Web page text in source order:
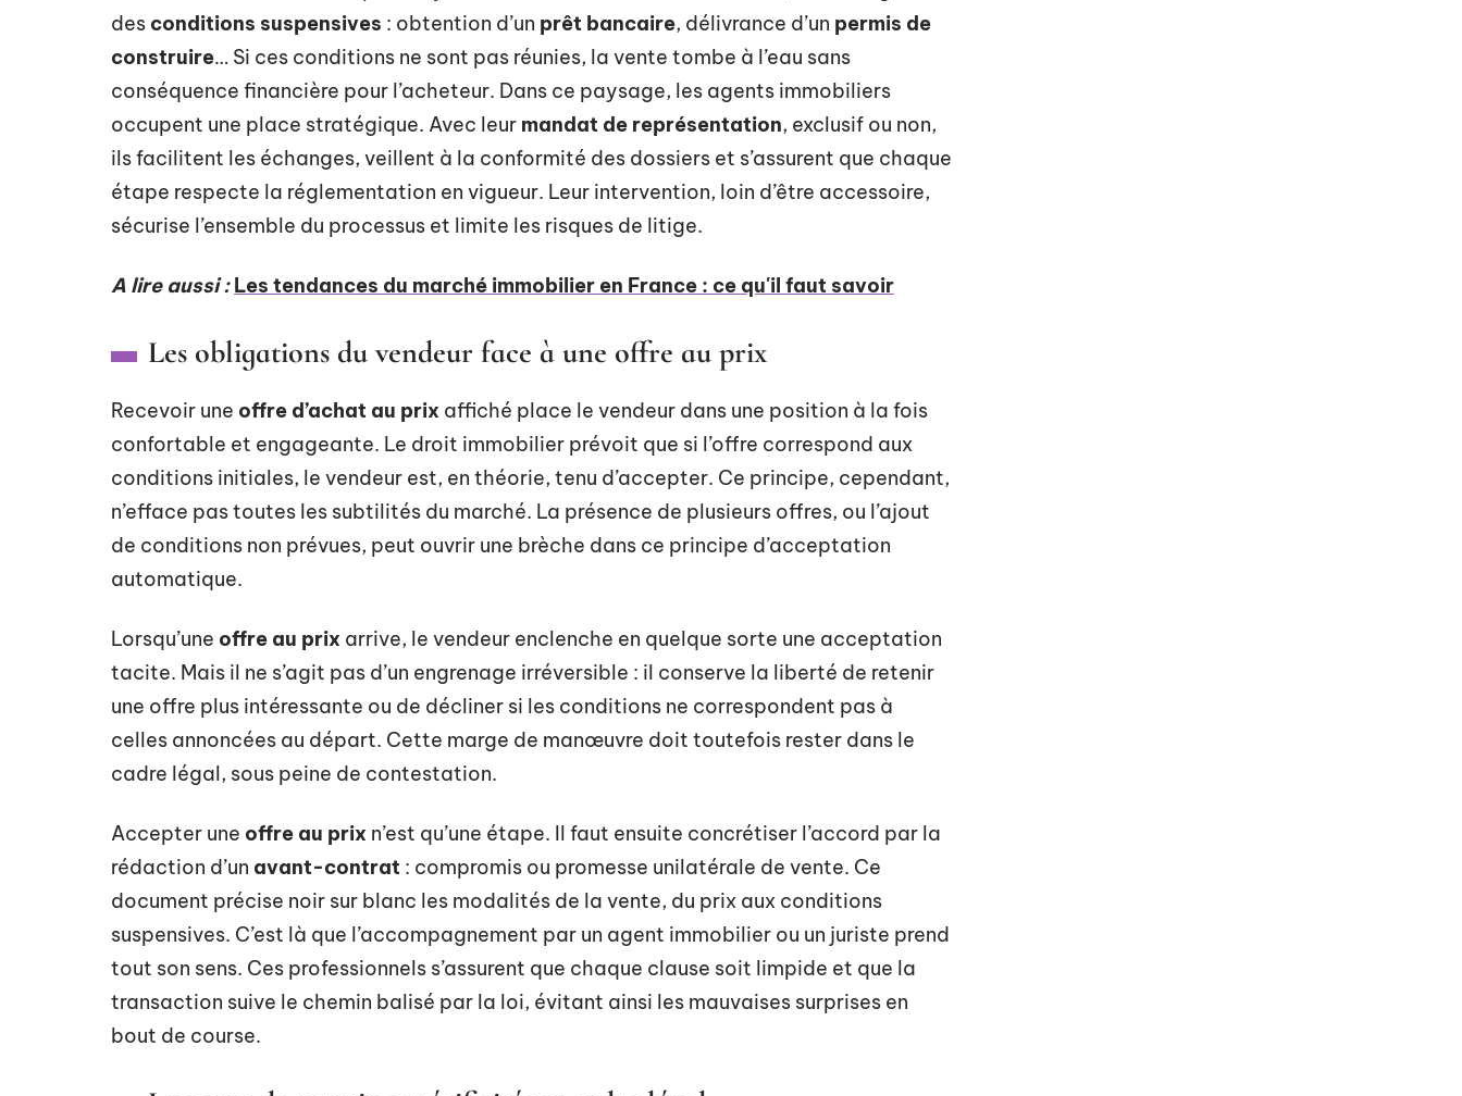
des conditions suspensives : obtention d’un prêt bancaire, délivrance d’un permis de
construire… Si ces conditions ne sont pas réunies, la vente tombe à l’eau sans
conséquence financière pour l’acheteur. Dans ce paysage, les agents immobiliers
occupent une place stratégique. Avec leur mandat de représentation, exclusif ou non,
ils facilitent les échanges, veillent à la conformité des dossiers et s’assurent que chaque
étape respecte la réglementation en vigueur. Leur intervention, loin d’être accessoire,
sécurise l’ensemble du processus et limite les risques de litige.
A lire aussi : Les tendances du marché immobilier en France : ce qu'il faut savoir
Les obligations du vendeur face à une offre au prix
Recevoir une offre d’achat au prix affiché place le vendeur dans une position à la fois
confortable et engageante. Le droit immobilier prévoit que si l’offre correspond aux
conditions initiales, le vendeur est, en théorie, tenu d’accepter. Ce principe, cependant,
n’efface pas toutes les subtilités du marché. La présence de plusieurs offres, ou l’ajout
de conditions non prévues, peut ouvrir une brèche dans ce principe d’acceptation
automatique.
Lorsqu’une offre au prix arrive, le vendeur enclenche en quelque sorte une acceptation
tacite. Mais il ne s’agit pas d’un engrenage irréversible : il conserve la liberté de retenir
une offre plus intéressante ou de décliner si les conditions ne correspondent pas à
celles annoncées au départ. Cette marge de manœuvre doit toutefois rester dans le
cadre légal, sous peine de contestation.
Accepter une offre au prix n’est qu’une étape. Il faut ensuite concrétiser l’accord par la
rédaction d’un avant-contrat : compromis ou promesse unilatérale de vente. Ce
document précise noir sur blanc les modalités de la vente, du prix aux conditions
suspensives. C’est là que l’accompagnement par un agent immobilier ou un juriste prend
tout son sens. Ces professionnels s’assurent que chaque clause soit limpide et que la
transaction suive le chemin balisé par la loi, évitant ainsi les mauvaises surprises en
bout de course.